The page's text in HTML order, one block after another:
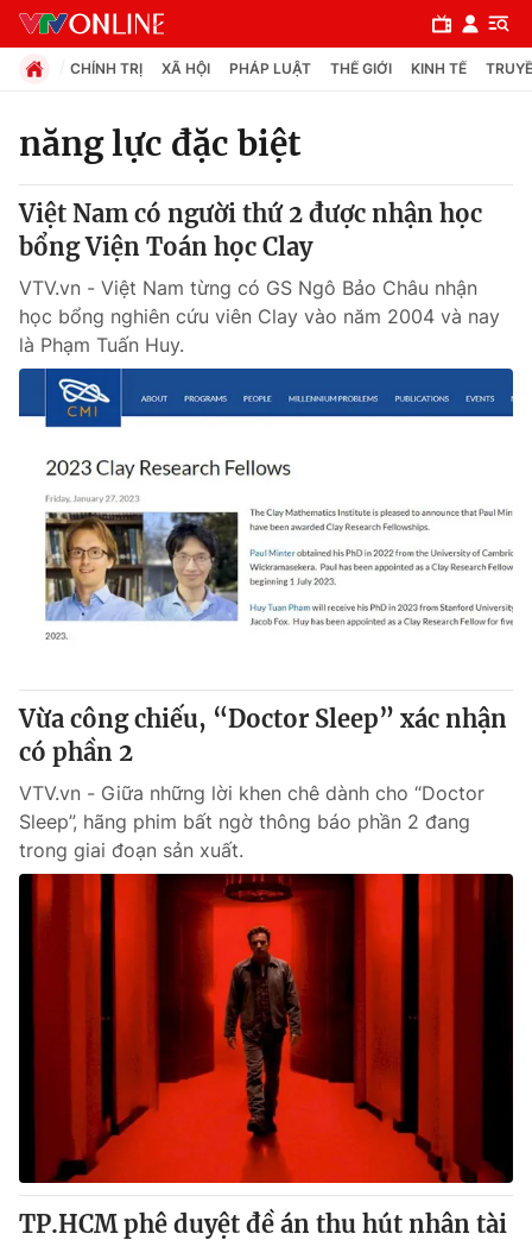
Chuyên mục
Chính trị
Xã hội
Pháp luật
Thế giới
Tin tức
Thế giới đó đây
Kinh tế
Tài chính
Góc doanh nghiệp
Truyền hình
Phim VTV
Hậu trường
Nhân vật
Khán giả
Giải trí
Điện ảnh
Đời sống
Du lịch
Chất lượng cuộc sống
Học trực tuyến
Hitech Công nghệ tương lai
Thị trường
Tư vấn
Giao lưu trực tuyến
Lịch phát sóng
Chuyên mục khác
CHÍNH TRỊ XÃ HỘI PHÁP LUẬT THẾ GIỚI KINH TẾ
năng lực đặc biệt
Việt Nam có người thứ 2 được nhận học
bổng Viện Toán học Clay
VTV.vn - Việt Nam từng có GS Ngô Bảo Châu nhận
học bổng nghiên cứu viên Clay vào năm 2004 và nay
là Phạm Tuấn Huy.
Vừa công chiếu, “Doctor Sleep” xác nhận
có phần 2
VTV.vn - Giữa những lời khen chê dành cho “Doctor
Sleep”, hãng phim bất ngờ thông báo phần 2 đang
trong giai đoạn sản xuất.
TP.HCM phê duyệt đề án thu hút nhân tài